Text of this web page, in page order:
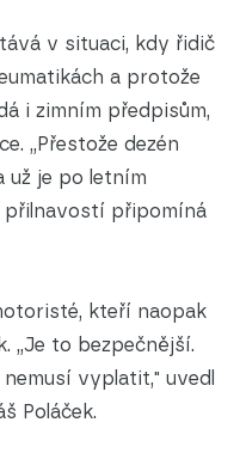
v situaci, kdy řidič
a protože
i zimním předpisům,
„Přestože dezén
už je po letním
připomíná
kteří naopak
„Je to bezpečnější.
vyplatit," uvedl
Poláček.